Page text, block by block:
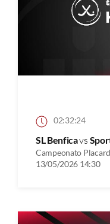
02:32:24
SL Benficavs
Campeonato
13/05/2026 14:30